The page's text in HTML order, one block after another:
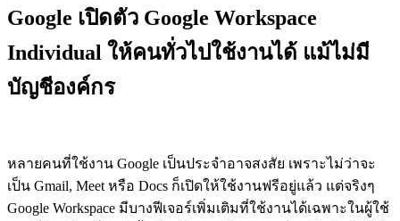
Google เปิดตัว Google Workspace
Individual ให้คนทั่วไปใช้งานได้ แม้ไม่มี
บัญชีองค์กร
หลายคนที่ใช้งาน Google เป็นประจำอาจสงสัย เพราะไม่ว่าจะ
เป็น Gmail, Meet หรือ Docs ก็เปิดให้ใช้งานฟรีอยู่แล้ว แต่จริงๆ
Google Workspace มีบางฟีเจอร์เพิ่มเติมที่ใช้งานได้เฉพาะในผู้ใช้